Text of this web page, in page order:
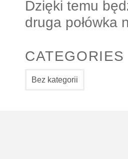
Dzięki temu
druga połówka
CATEGORIES
Bez kategorii